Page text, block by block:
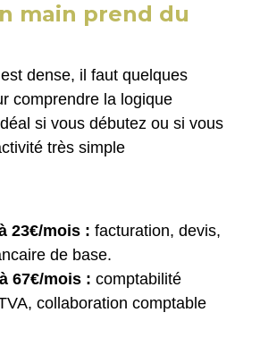
main prend du
est dense, il faut quelques
comprendre la logique
si vous débutez ou si vous
très simple
23€/mois : facturation, devis,
de base.
67€/mois : comptabilité
collaboration comptable